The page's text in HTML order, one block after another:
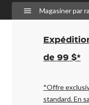
est
AB,
à
pour
Magasiner par
de 99 $*
*Offre
standard.En